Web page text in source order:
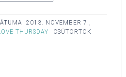
2013. NOVEMBER 7.,
CSÜTÖRTÖK
THURSDAY